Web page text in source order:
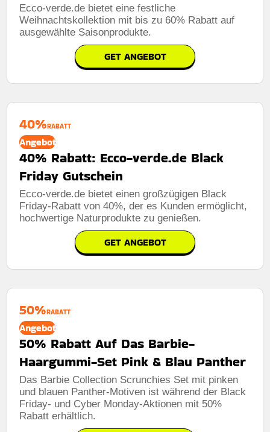
Ecco-verde.de bietet eine festliche
Weihnachtskollektion mit bis zu 60% Rabatt auf
ausgewählte Saisonprodukte.
GET ANGEBOT
40%RABATT
Angebot
40% Rabatt: Ecco-verde.de Black
Friday Gutschein
Ecco-verde.de bietet einen großzügigen Black
Friday-Rabatt von 40%, der es Kunden ermöglicht,
hochwertige Naturprodukte zu genießen.
GET ANGEBOT
50%RABATT
Angebot
50% Rabatt Auf Das Barbie-
Haargummi-Set Pink & Blau Panther
Das Barbie Collection Scrunchies Set mit pinken
und blauen Panther-Motiven ist während der Black
Friday- und Cyber ​​Monday-Aktionen mit 50%
Rabatt erhältlich.